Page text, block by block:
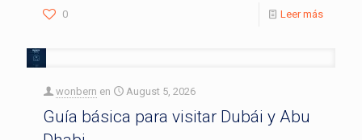
0 Leer más
wonbern en August 5, 2026
Guía básica para visitar Dubái y Abu